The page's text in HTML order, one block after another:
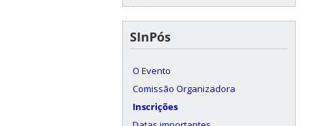
SInPós
O Evento
Comissão Organizadora
Inscrições